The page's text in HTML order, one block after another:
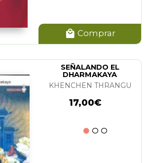
Comprar
SEÑALANDO EL
DHARMAKAYA
KHENCHEN THRANGU
17,00€